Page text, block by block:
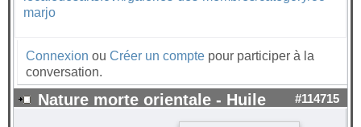
marjo
Connexion ou Créer un compte pour participer à la
conversation.
Nature morte orientale - Huile #114715